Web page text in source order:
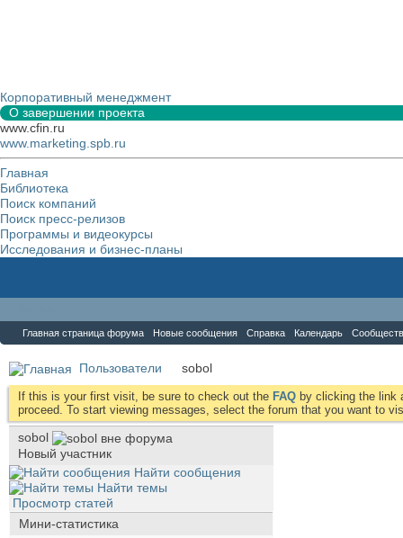
Корпоративный менеджмент
О завершении проекта
www.cfin.ru
www.marketing.spb.ru
Главная
Библиотека
Поиск компаний
Поиск пресс-релизов
Программы и видеокурсы
Исследования и бизнес-планы
Главная страница форума Новые сообщения Справка Календарь
Пользователи sobol
If this is your first visit, be sure to check out the FAQ by clicking the link
proceed. To start viewing messages, select the forum that you want to
sobol
Новый участник
Найти сообщения
Найти темы
Просмотр статей
Мини-статистика